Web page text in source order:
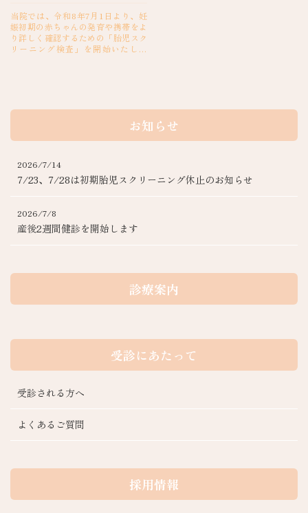
当院では、令和8年7月1日より、妊
娠初期の赤ちゃんの発育や携帯をよ
り詳しく確認するための「胎児スク
リーニング検査」を開始いたしま
お知らせ
2026/7/14
7/23、7/28は初期胎児スクリーニング休止のお知らせ
2026/7/8
産後2週間健診を開始します
診療案内
受診にあたって
受診される方へ
よくあるご質問
採用情報